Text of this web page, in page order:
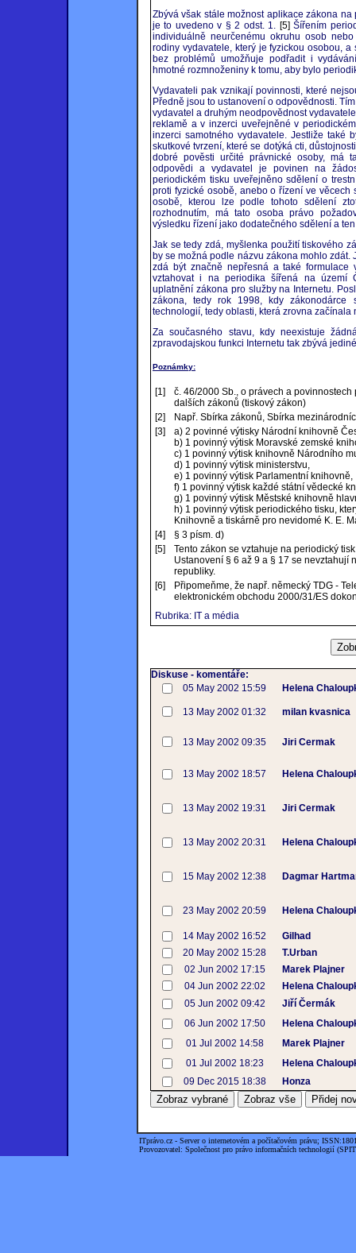
Zbývá však stále možnost aplikace zákona
je to uvedeno v § 2 odst. 1. [5] Šířením
individuálně neurčenému okruhu osob
rodiny vydavatele, který je fyzickou osobou,
bez problémů umožňuje podřadit i
hmotné rozmnoženiny k tomu, aby bylo
Vydavateli pak vznikají povinnosti, které
Předně jsou to ustanovení o odpovědnosti.
vydavatel a druhým neodpovědnost
reklamě a v inzerci uveřejněné v
inzerci samotného vydavatele. Jestliže také
skutkové tvrzení, které se dotýká cti,
dobré pověsti určité právnické osoby, má
odpovědi a vydavatel je povinen na
periodickém tisku uveřejněno sdělení o
proti fyzické osobě, anebo o řízení ve
osobě, kterou lze podle tohoto sdělení
rozhodnutím, má tato osoba právo
výsledku řízení jako dodatečného sdělení a
Jak se tedy zdá, myšlenka použití tiskového
by se možná podle názvu zákona mohlo
zdá být značně nepřesná a také
vztahovat i na periodika šířená na území
uplatnění zákona pro služby na Internetu.
zákona, tedy rok 1998, kdy zákonodárce
technologií, tedy oblasti, která zrovna začínala
Za současného stavu, kdy neexistuje
zpravodajskou funkci Internetu tak zbývá
Poznámky:
[1]
č. 46/2000 Sb., o právech a
dalších zákonů (tiskový zákon)
[2]
Např. Sbírka zákonů, Sbírka
[3]
a) 2 povinné výtisky Národní knihovně
b) 1 povinný výtisk Moravské zemské
c) 1 povinný výtisk knihovně Národního
d) 1 povinný výtisk ministerstvu,
e) 1 povinný výtisk Parlamentní knihovně,
f) 1 povinný výtisk každé státní vědecké
g) 1 povinný výtisk Městské knihovně
h) 1 povinný výtisk periodického tisku,
Knihovně a tiskárně pro nevidomé K. E.
[4]
§ 3 písm. d)
[5]
Tento zákon se vztahuje na periodický
Ustanovení § 6 až 9 a § 17 se nevztahují
republiky.
[6]
Připomeňme, že např. německý TDG -
elektronickém obchodu 2000/31/ES
Rubrika: IT a média
Diskuse - komentáře:
05 May 2002 15:59
Helena
13 May 2002 01:32 milan kvasnica
13 May 2002 09:35 Jiri Cermak
13 May 2002 18:57 Helena
13 May 2002 19:31 Jiri Cermak
13 May 2002 20:31 Helena
15 May 2002 12:38 Dagmar
23 May 2002 20:59 Helena
14 May 2002 16:52
Gilhad
20 May 2002 15:28
T.Urban
02 Jun 2002 17:15
Marek Plajner
04 Jun 2002 22:02
Helena
05 Jun 2002 09:42
Jiří Čermák
06 Jun 2002 17:50
Helena
01 Jul 2002 14:58
Marek Plajner
01 Jul 2002 18:23
Helena
09 Dec 2015 18:38
Honza
ITprávo.cz - Server o internetovém a počítačovém právu;
Provozovatel: Společnost pro právo informačních technologií